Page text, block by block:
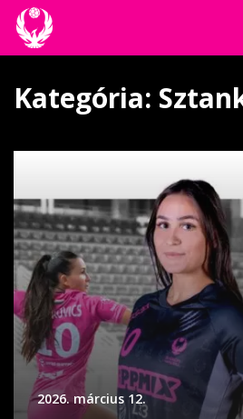
Kategória:
2026. március 12.